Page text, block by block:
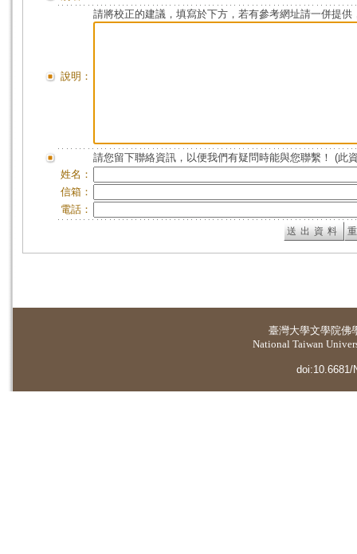
說明：
請將校正的建議，填寫於下方，若有參考網址請一併提供
請您留下聯絡資訊，以便我們有疑問時能與您聯繫！ (此
姓名：
信箱：
電話：
臺灣大學文學院佛
National Taiwan
doi:10.6681/